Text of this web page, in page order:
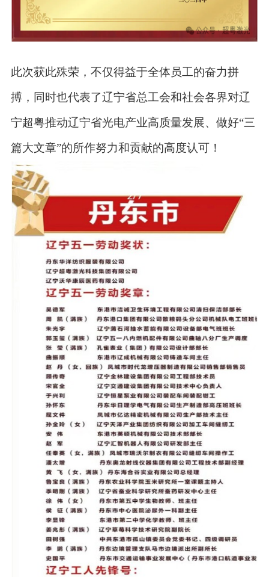
此次获此殊荣，不仅得益于全体员工的奋力拼
搏，同时也代表了辽宁省总工会和社会各界对辽
宁超粤推动辽宁省光电产业高质量发展、做好“三
篇大文章”的所作努力和贡献的高度认可！